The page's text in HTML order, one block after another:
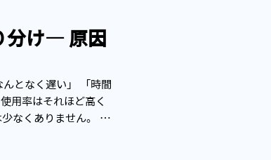
分け― 原因
となく遅い」 「時間
用率はそれほど高く
なくありません。 本